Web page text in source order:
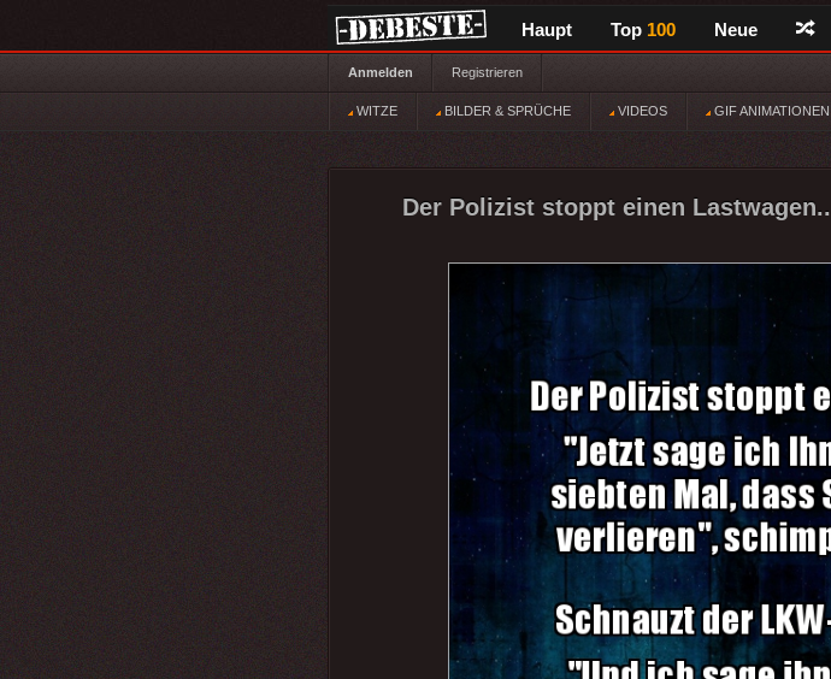
Haupt Top 100 Neue
Anmelden Registrieren
WITZE BILDER & SPRÜCHE VIDEOS GIF ANIMATIONEN
Der Polizist stoppt einen Lastwagen..